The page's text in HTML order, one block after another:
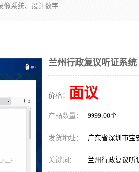
深圳鼎立宏泰科技有限公司专注做语音录像系统；主要服务有：约谈室同步录音录像系统、设计数字询问同步录音录像、数字约谈室同步录音录像、公开听证室、智慧庭审、智能语音识别转写、远程提讯（提审）、记录仪、远程指挥综合管理平台、录播系统等
兰州行政复议听证系统
价格： 面议
产品数量： 9999.00个
发货地址： 广东省深圳市宝
关键词： 兰州行政复议听